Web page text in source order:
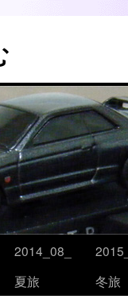
2014_08_
夏旅
冬旅